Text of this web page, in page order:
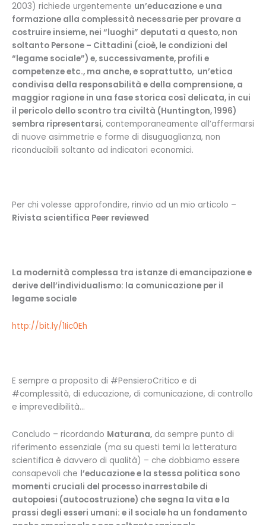
2003) richiede urgentemente un’educazione e una
formazione alla complessità necessarie per provare a
costruire insieme, nei “luoghi” deputati a questo, non
soltanto Persone – Cittadini (cioè, le condizioni del
“legame sociale”) e, successivamente, profili e
competenze etc., ma anche, e soprattutto, un’etica
condivisa della responsabilità e della comprensione, a
maggior ragione in una fase storica così delicata, in cui
il pericolo dello scontro tra civiltà (Huntington, 1996)
sembra ripresentarsi, contemporaneamente all’affermarsi
di nuove asimmetrie e forme di disuguaglianza, non
riconducibili soltanto ad indicatori economici.
Per chi volesse approfondire, rinvio ad un mio articolo –
Rivista scientifica Peer reviewed
La modernità complessa tra istanze di emancipazione e
derive dell’individualismo: la comunicazione per il
legame sociale
http://bit.ly/1Iic0Eh
E sempre a proposito di #PensieroCritico e di
#complessità, di educazione, di comunicazione, di controllo
e imprevedibilità…
Concludo – ricordando Maturana, da sempre punto di
riferimento essenziale (ma su questi temi la letteratura
scientifica è davvero di qualità) – che dobbiamo essere
consapevoli che l’educazione e la stessa politica sono
momenti cruciali del processo inarrestabile di
autopoiesi (autocostruzione) che segna la vita e la
prassi degli esseri umani: e il sociale ha un fondamento